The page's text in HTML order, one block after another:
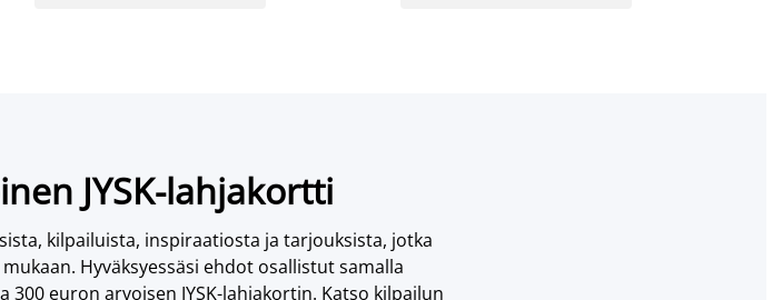
JYSK-lahjakortti
kilpailuista, inspiraatiosta ja tarjouksista, jotka
Hyväksyessäsi ehdot osallistut samalla
euron arvoisen JYSK-lahjakortin. Katso kilpailun